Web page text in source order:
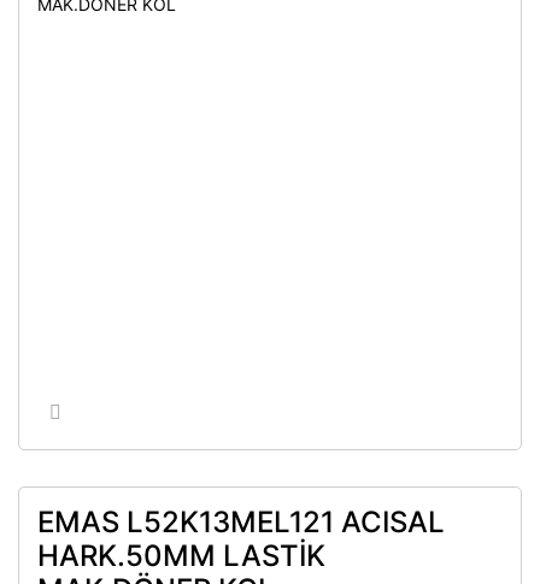
EMAS L52K13MEL121 ACISAL
HARK.50MM LASTİK